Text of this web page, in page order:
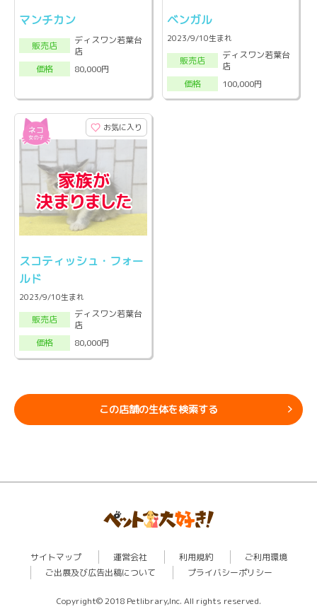
マンチカン
販売店
ディスワン若葉台
店
価格
80,000円
ベンガル
2023/9/10生まれ
販売店
ディスワン若葉台
店
価格
100,000円
お気に入り
スコティッシュ・フォー
ルド
2023/9/10生まれ
販売店
ディスワン若葉台
店
価格
80,000円
この店舗の生体を検索する
サイトマップ 運営会社 利用規約
ご利用環境
ご出展及び広告出稿について
プライバシーポリシー
Copyright© 2018 Petlibrary,Inc. All rights reserved.